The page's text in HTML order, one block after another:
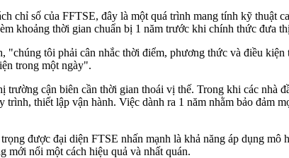
chỉ số của FFTSE, đây là một quá trình mang tính kỹ thuật
khoảng thời gian chuẩn bị 1 năm trước khi chính thức đưa
"chúng tôi phải cân nhắc thời điểm, phương thức và điều
trong một ngày".
trường cận biên cần thời gian thoái vị thế. Trong khi các
trình, thiết lập vận hành. Việc dành ra 1 năm nhằm bảo đảm
được đại diện FTSE nhấn mạnh là khả năng áp dụng
mới nổi một cách hiệu quả và nhất quán.